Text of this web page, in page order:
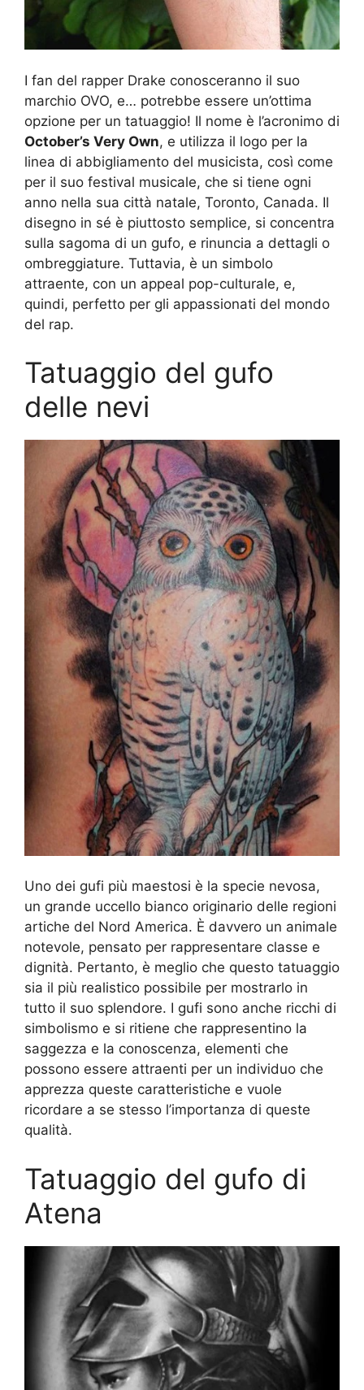
I fan del rapper Drake conosceranno il suo
marchio OVO, e… potrebbe essere un’ottima
opzione per un tatuaggio! Il nome è l’acronimo di
October’s Very Own, e utilizza il logo per la
linea di abbigliamento del musicista, così come
per il suo festival musicale, che si tiene ogni
anno nella sua città natale, Toronto, Canada. Il
disegno in sé è piuttosto semplice, si concentra
sulla sagoma di un gufo, e rinuncia a dettagli o
ombreggiature. Tuttavia, è un simbolo
attraente, con un appeal pop-culturale, e,
quindi, perfetto per gli appassionati del mondo
del rap.
Tatuaggio del gufo
delle nevi
Uno dei gufi più maestosi è la specie nevosa,
un grande uccello bianco originario delle regioni
artiche del Nord America. È davvero un animale
notevole, pensato per rappresentare classe e
dignità. Pertanto, è meglio che questo tatuaggio
sia il più realistico possibile per mostrarlo in
tutto il suo splendore. I gufi sono anche ricchi di
simbolismo e si ritiene che rappresentino la
saggezza e la conoscenza, elementi che
possono essere attraenti per un individuo che
apprezza queste caratteristiche e vuole
ricordare a se stesso l’importanza di queste
qualità.
Tatuaggio del gufo di
Atena